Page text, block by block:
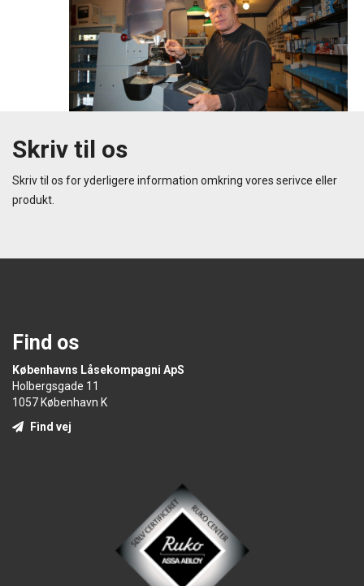
Skriv til os
Skriv til os for yderligere information omkring vores serivce eller
produkt.
Find os
Københavns Låsekompagni ApS
Holbergsgade 11
1057 København K
Find vej